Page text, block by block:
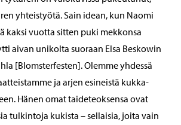
yhteistyötä. Sain idean, kun Naomi
kaksi vuotta sitten puki mekkonsa
aivan unikolta suoraan Elsa Beskowin
[Blomsterfesten]. Olemme yhdessä
ja arjen esineistä kukka-
Hänen omat taideteoksensa ovat
tulkintoja kukista – sellaisia, joita vain